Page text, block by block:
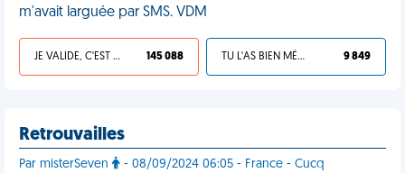
m'avait larguée par SMS. VDM
JE VALIDE, C'EST UNE VDM 145 088 TU L'AS BIEN MÉRITÉ 9 849
Retrouvailles
Par misterSeven - 08/09/2024 06:05 - France - Cucq